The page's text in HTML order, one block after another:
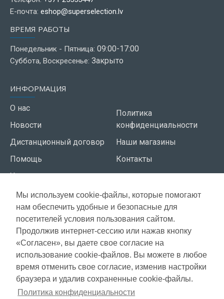
Мы используем cookie-файлы, которые помогают
нам обеспечить удобные и безопасные для
посетителей условия пользования сайтом.
Продолжив интернет-сессию или нажав кнопку
«Согласен», вы даете свое согласие на
использование cookie-файлов. Вы можете в любое
время отменить свое согласие, изменив настройки
браузера и удалив сохраненные cookie-файлы.
Политика конфиденциальности
Е-почта: eshop@superselection.lv
ВРЕМЯ РАБОТЫ
Понедельник - Пятница: 09:00-17:00
Суббота, Воскресенье: Закрыто
ИНФОРМАЦИЯ
О нас
Новости
Дистанционный договор
Помощь
Условия использования
Политика
конфиденциальности
Наши магазины
Контакты
СЕРВИС КЛИЕНТОВ
Доставка
Оплата
Газета акций
Copyright © 2021, Super Selection, Все права защищены